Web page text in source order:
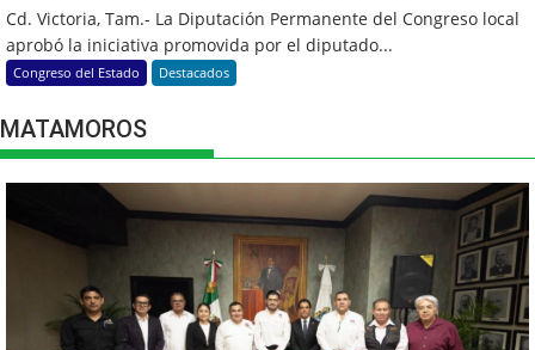
Cd. Victoria, Tam.- La Diputación Permanente del Congreso local
aprobó la iniciativa promovida por el diputado...
Congreso del Estado Destacados
MATAMOROS